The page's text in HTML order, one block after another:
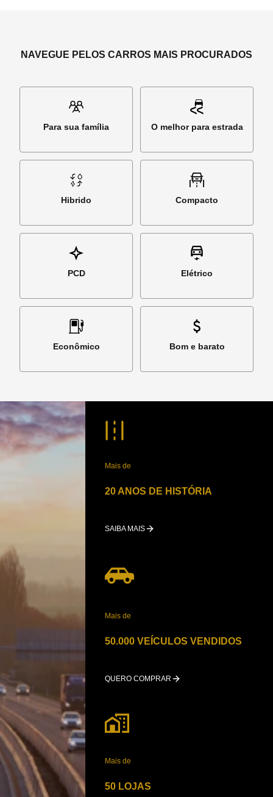
NAVEGUE PELOS CARROS MAIS PROCURADOS
Para sua família O melhor para estrada
Hibrido Compacto
PCD Elétrico
Econômico Bom e barato
Mais de
20 ANOS DE HISTÓRIA
SAIBA MAIS
Mais de
50.000 VEÍCULOS VENDIDOS
QUERO COMPRAR
Mais de
50 LOJAS